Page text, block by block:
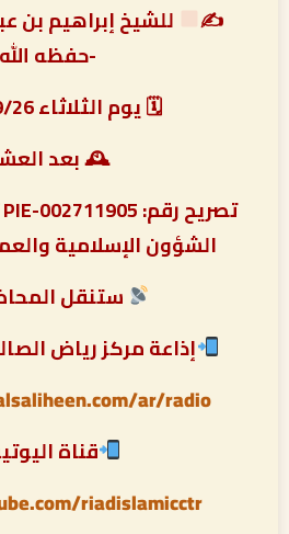
✍
للشيخ إبراهيم بن
-حفظه
🗓 يوم الثلاثاء 2023/9/26م
🕰 بعد
الشؤون الإسلامية
ستنقل
إذاعة مركز رياض
ar/radio/
قناة
riadislamicctr